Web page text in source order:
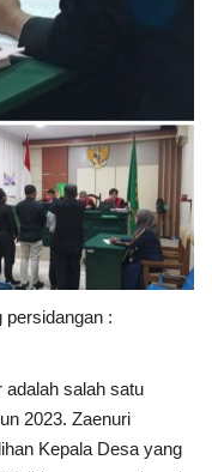
persidangan :
salah satu
2023. Zaenuri
Kepala Desa yang